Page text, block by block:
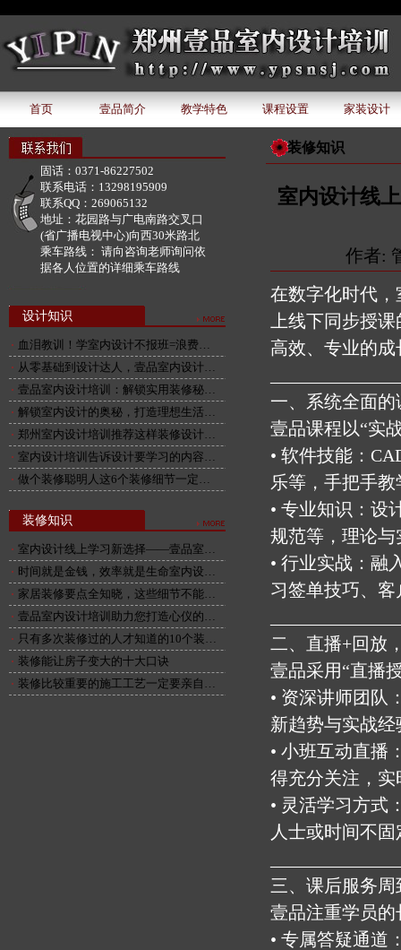
首页 壹品简介 教学特色 课程设置 家装设计
固话： 0371-86227502
联系电话： 13298195909
联系QQ： 269065132
地址： 花园路与广电南路交叉口
(省广播电视中心)向西30米路北
乘车路线： 请向咨询老师询问依
据各人位置的详细乘车路线
设计知识
血泪教训！学室内设计不报班=浪费…
从零基础到设计达人，壹品室内设计…
壹品室内设计培训：解锁实用装修秘…
解锁室内设计的奥秘，打造理想生活…
郑州室内设计培训推荐这样装修设计…
室内设计培训告诉设计要学习的内容…
做个装修聪明人这6个装修细节一定…
装修知识
室内设计线上学习新选择——壹品室…
时间就是金钱，效率就是生命室内设…
家居装修要点全知晓，这些细节不能…
壹品室内设计培训助力您打造心仪的…
只有多次装修过的人才知道的10个装…
装修能让房子变大的十大口诀
装修比较重要的施工工艺一定要亲自…
装修知识
室内设计线
作者:
在数字化时代
上线下同步授
高效、专业的
一、系统全面
壹品课程以“实
• 软件技能：
乐等，手把手
• 专业知识：设
规范等，理论
• 行业实战：融
习签单技巧、
二、直播+回放
壹品采用“直播
• 资深讲师团队
新趋势与实战
• 小班互动直播
得充分关注，
• 灵活学习方式
人士或时间不
三、课后服务
壹品注重学员
• 专属答疑通道